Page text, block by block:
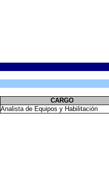
CARGO
Analista de Equipos y Habilitación